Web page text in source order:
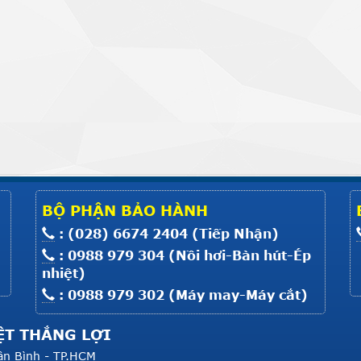
BỘ PHẬN BẢO HÀNH
: (028) 6674 2404 (Tiếp Nhận)
: 0988 979 304 (Nồi hơi-Bàn hút-Ép
nhiệt)
: 0988 979 302 (Máy may-Máy cắt)
THẮNG LỢI
Bình - TP.HCM